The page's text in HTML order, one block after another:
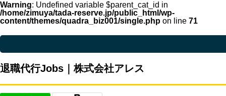
Warning: Undefined variable $parent_cat_id in
/home/zimuya/tada-reserve.jp/public_html/wp-
content/themes/quadra_biz001/single.php on line 71
Warning : Undefined variable $parent_cat_name in
退職代行Jobs｜株式会社アレス